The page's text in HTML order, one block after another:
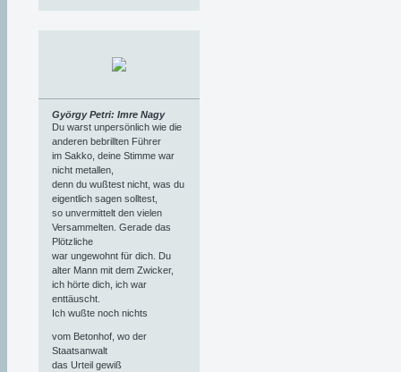
György Petri: Imre Nagy
Du warst unpersönlich wie die
anderen bebrillten Führer
im Sakko, deine Stimme war
nicht metallen,
denn du wußtest nicht, was du
eigentlich sagen solltest,
so unvermittelt den vielen
Versammelten. Gerade das
Plötzliche
war ungewohnt für dich. Du
alter Mann mit dem Zwicker,
ich hörte dich, ich war
enttäuscht.
Ich wußte noch nichts
vom Betonhof, wo der
Staatsanwalt
das Urteil gewiß